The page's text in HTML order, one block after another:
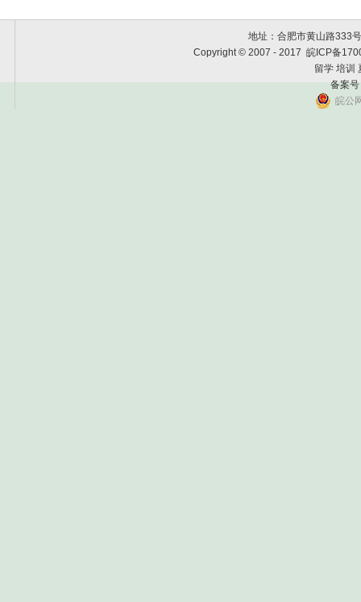
地址：合肥市黄山路333
Copyright © 2007 - 2017 皖ICP备
留学 培训
备案
皖公